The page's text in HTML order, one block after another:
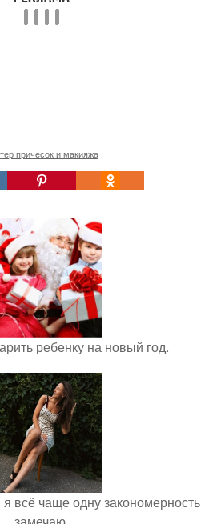
причесок и макияжа
ребенку на новый год.
всё чаще одну закономерность